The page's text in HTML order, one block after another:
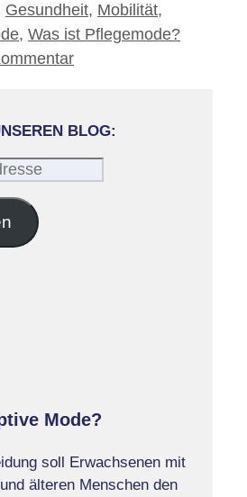
Gesundheit, Mobilität,
, Was ist Pflegemode?
BLOG:
Mode?
soll Erwachsenen mit
älteren Menschen den